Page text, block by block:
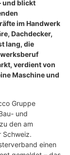
und blickt
im Handwerk
Dachdecker,
lang, die
verdient von
Maschine und
Gruppe
und
den am
Schweiz.
einen